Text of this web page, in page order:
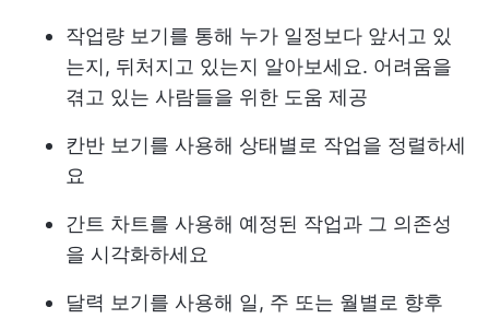
작업량 보기를 통해 누가 일정보다 앞서고 있
는지, 뒤처지고 있는지 알아보세요. 어려움을
겪고 있는 사람들을 위한 도움 제공
칸반 보기를 사용해 상태별로 작업을 정렬하세
요
간트 차트를 사용해 예정된 작업과 그 의존성
을 시각화하세요
달력 보기를 사용해 일, 주 또는 월별로 향후